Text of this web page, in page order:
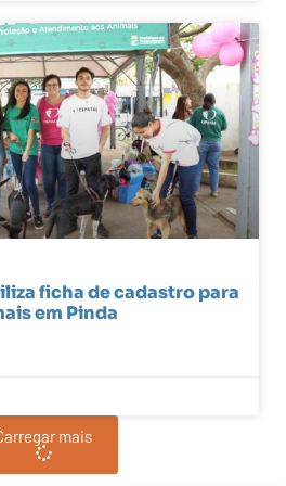
ficha de cadastro para
em Pinda
mais